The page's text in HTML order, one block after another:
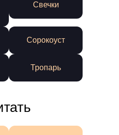
Свечки
Сорокоуст
Тропарь